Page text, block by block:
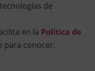
de
en la Política de
para conocer: